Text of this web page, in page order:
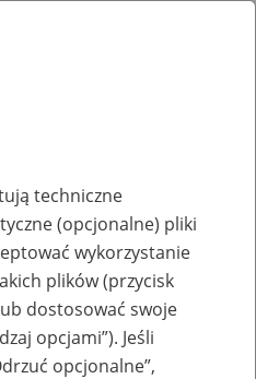
techniczne
(opcjonalne) pliki
wykorzystanie
plików (przycisk
dostosować swoje
opcjami”). Jeśli
opcjonalne”,